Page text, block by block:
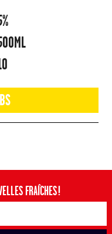
FRAÎCHES !